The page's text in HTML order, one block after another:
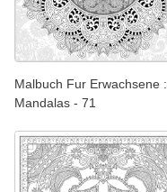
Malbuch Fur Erwachsene :
Mandalas - 71